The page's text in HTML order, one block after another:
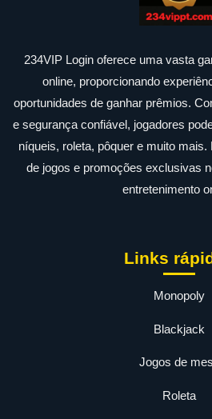
234VIP Login oferece uma vasta
online, proporcionando
oportunidades de ganhar prêmios.
e segurança confiável, jogadores
níqueis, roleta, pôquer e muito
de jogos e promoções exclusivas
entretenimento
Links
Monopoly
Blackjack
Jogos de
Roleta